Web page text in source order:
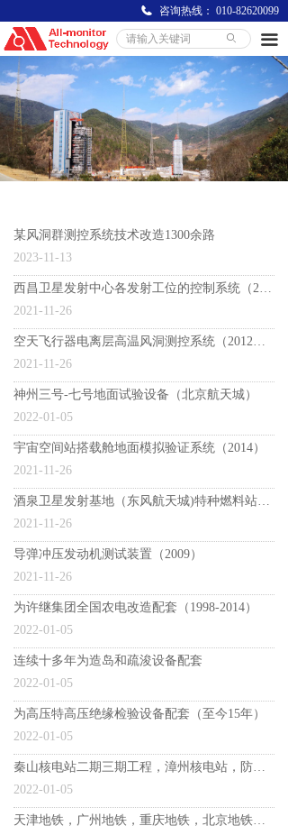
ꄙ 끀
咨询热线： 010-82620099
某风洞群测控系统技术改造1300余路
2023-11-13
西昌卫星发射中心各发射工位的控制系统（2007至今）
2021-11-26
空天飞行器电离层高温风洞测控系统（2012年一期）（2021年二期）
2021-11-26
神州三号-七号地面试验设备（北京航天城）
2022-01-05
宇宙空间站搭载舱地面模拟验证系统（2014）
2021-11-26
酒泉卫星发射基地（东风航天城)特种燃料站（2005）
2021-11-26
导弹冲压发动机测试装置（2009）
2021-11-26
为许继集团全国农电改造配套（1998-2014）
2022-01-05
连续十多年为造岛和疏浚设备配套
2022-01-05
为高压特高压绝缘检验设备配套（至今15年）
2022-01-05
秦山核电站二期三期工程，漳州核电站，防城港核电站等十多个核电站
2022-01-05
天津地铁，广州地铁，重庆地铁，北京地铁十五号线之后各线等数十个地铁配套装置